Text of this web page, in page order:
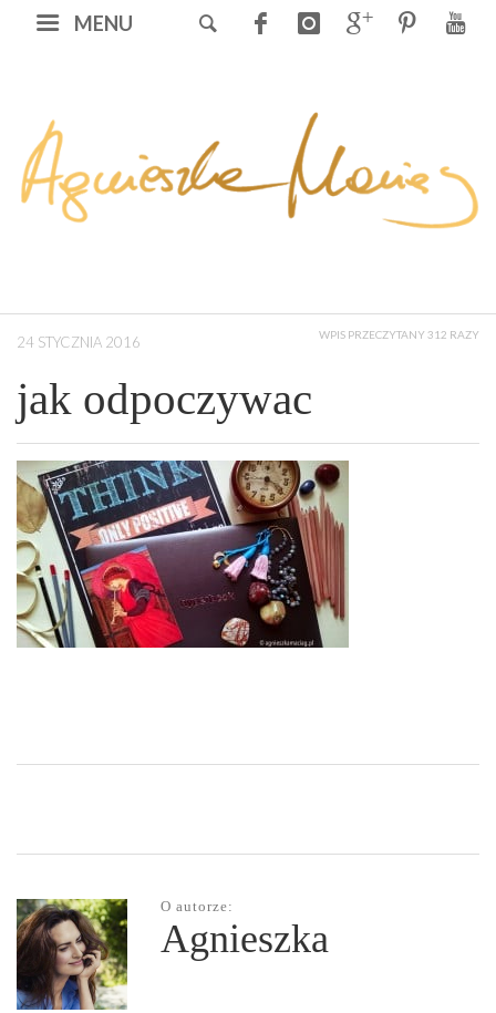
MENU
24 STYCZNIA 2016 WPIS PRZECZYTANY 312 RAZY
jak odpoczywac
O autorze:
Agnieszka